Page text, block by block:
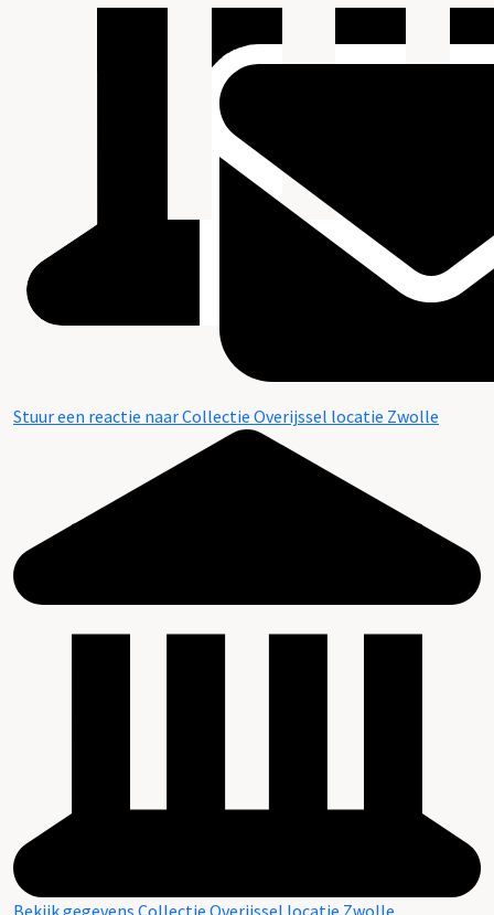
Stuur een reactie naar Collectie Overijssel locatie Zwolle